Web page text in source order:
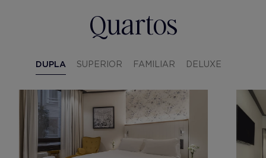
Quartos
DUPLA SUPERIOR FAMILIAR DELUXE